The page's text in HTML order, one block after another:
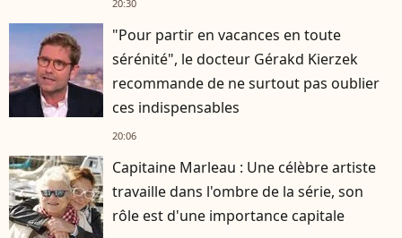
20:30
"Pour partir en vacances en toute
sérénité", le docteur Gérakd Kierzek
recommande de ne surtout pas oublier
ces indispensables
20:06
Capitaine Marleau : Une célèbre artiste
travaille dans l'ombre de la série, son
rôle est d'une importance capitale